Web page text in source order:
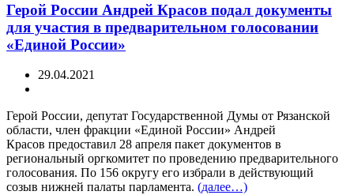
Герой России Андрей Красов подал документы
для участия в предварительном голосовании
«Единой России»
29.04.2021
Герой России, депутат Государственной Думы от Рязанской
области, член фракции «Единой России» Андрей
Красов предоставил 28 апреля пакет документов в
региональный оргкомитет по проведению предварительного
голосования. По 156 округу его избрали в действующий
созыв нижней палаты парламента. (далее…)